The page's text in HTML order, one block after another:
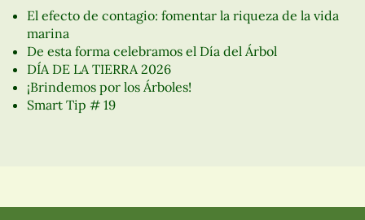
El efecto de contagio: fomentar la riqueza de la vida
marina
De esta forma celebramos el Día del Árbol
DÍA DE LA TIERRA 2026
¡Brindemos por los Árboles!
Smart Tip # 19